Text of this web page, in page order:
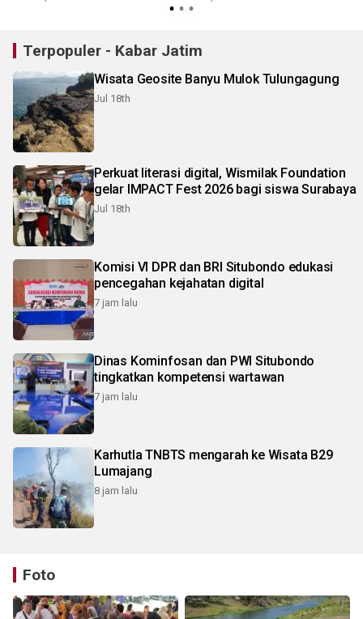
Terpopuler - Kabar Jatim
Wisata Geosite Banyu Mulok Tulungagung
Jul 18th
Perkuat literasi digital, Wismilak Foundation
gelar IMPACT Fest 2026 bagi siswa Surabaya
Jul 18th
Komisi VI DPR dan BRI Situbondo edukasi
pencegahan kejahatan digital
7 jam lalu
Dinas Kominfosan dan PWI Situbondo
tingkatkan kompetensi wartawan
7 jam lalu
Karhutla TNBTS mengarah ke Wisata B29
Lumajang
8 jam lalu
Foto